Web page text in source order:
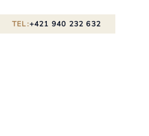
TEL:+421 940 232 632